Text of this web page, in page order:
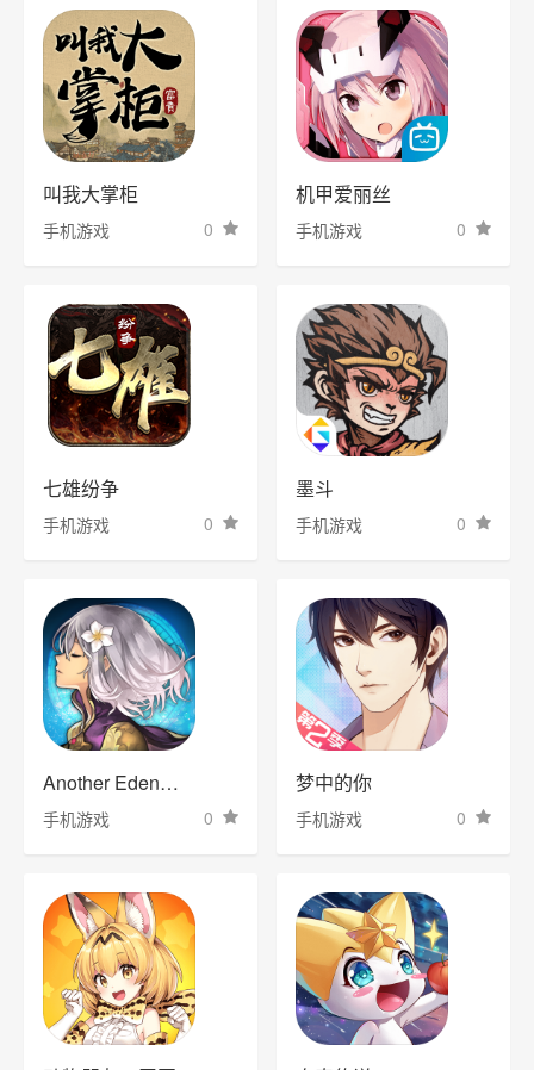
叫我大掌柜
手机游戏 0
机甲爱丽丝
手机游戏 0
七雄纷争
手机游戏 0
墨斗
手机游戏 0
Another Eden：穿越时空的猫
手机游戏 0
梦中的你
手机游戏 0